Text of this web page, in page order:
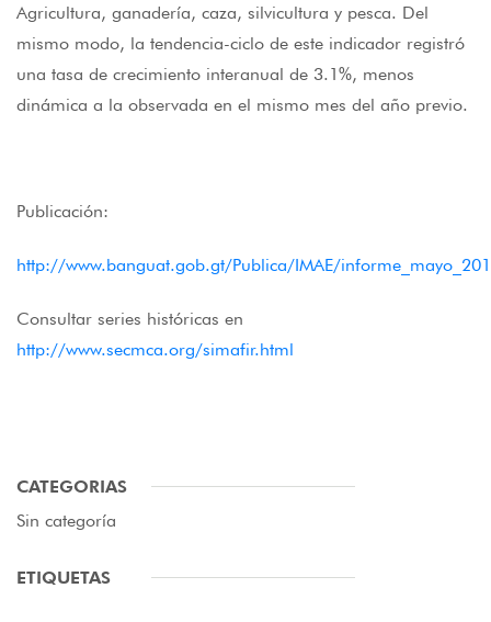
Agricultura, ganadería, caza, silvicultura y pesca. Del
mismo modo, la tendencia-ciclo de este indicador registró
una tasa de crecimiento interanual de 3.1%, menos
dinámica a la observada en el mismo mes del año previo.
Publicación:
http://www.banguat.gob.gt/Publica/IMAE/
Consultar series históricas en
http://www.secmca.org/simafir.html
CATEGORIAS
Sin categoría
ETIQUETAS